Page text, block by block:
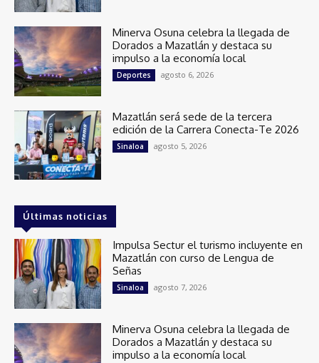
Minerva Osuna celebra la llegada de
Dorados a Mazatlán y destaca su
impulso a la economía local
Deportes agosto 6, 2026
Mazatlán será sede de la tercera
edición de la Carrera Conecta-Te 2026
Sinaloa agosto 5, 2026
Últimas noticias
Impulsa Sectur el turismo incluyente en
Mazatlán con curso de Lengua de
Señas
Sinaloa agosto 7, 2026
Minerva Osuna celebra la llegada de
Dorados a Mazatlán y destaca su
impulso a la economía local